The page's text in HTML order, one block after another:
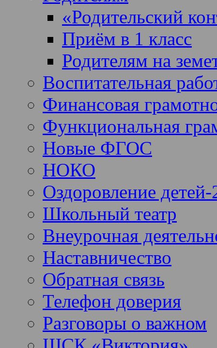
«Родительский
Приём в 1 класс
Родителям на
Воспитательная
Финансовая
Функциональная
Новые ФГОС
НОКО
Оздоровление
Школьный театр
Внеурочная
Наставничество
Обратная связь
Телефон доверия
Разговоры о важном